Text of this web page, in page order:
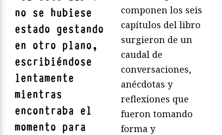
no se hubiese
estado gestando
en otro plano,
escribiéndose
lentamente
mientras
encontraba el
momento para
componen los seis
capítulos del libro
surgieron de un
caudal de
conversaciones,
anécdotas y
reflexiones que
fueron tomando
forma y